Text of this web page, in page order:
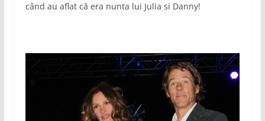
când au aflat că era nunta lui Julia si Danny!